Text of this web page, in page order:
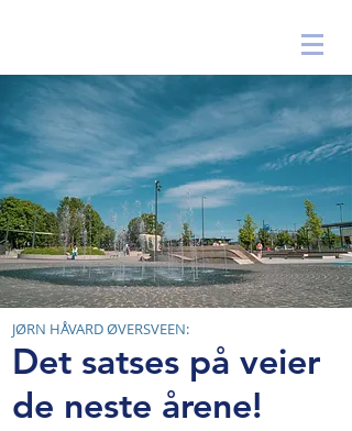
JØRN HÅVARD ØVERSVEEN:
Det satses på veier
de neste årene!